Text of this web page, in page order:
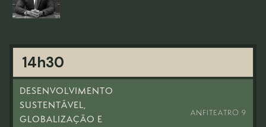
14h30
DESENVOLVIMENTO
SUSTENTÁVEL,
GLOBALIZAÇÃO E
ANFITEATRO 9